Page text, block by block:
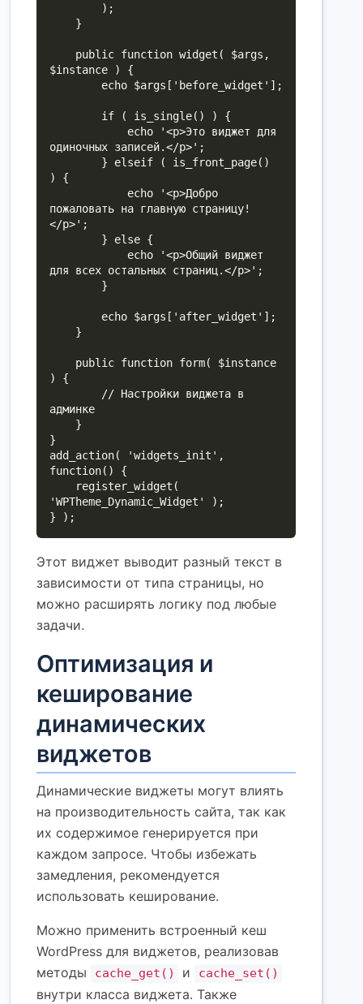
$instance ) {
одиночных записей.</p>';
) {
пожаловать на главную страницу!
</p>';
для всех остальных страниц.</p>';
) {
админке
}
add_action( 'widgets_init',
function() {
'WPTheme_Dynamic_Widget' );
} );
Этот виджет выводит разный текст в
зависимости от типа страницы, но
можно расширять логику под любые
задачи.
Оптимизация и
кеширование
динамических
виджетов
Динамические виджеты могут влиять
на производительность сайта, так как
их содержимое генерируется при
каждом запросе. Чтобы избежать
замедления, рекомендуется
использовать кеширование.
Можно применить встроенный кеш
WordPress для виджетов, реализовав
методы
cache_get() и cache_set()
внутри класса виджета. Также